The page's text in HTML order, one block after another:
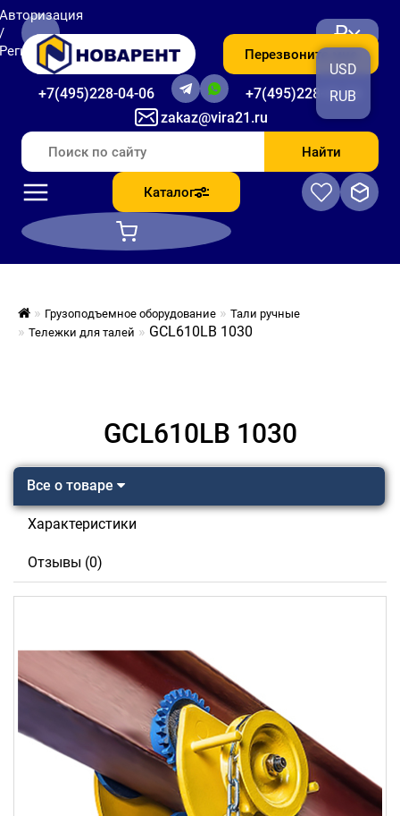
zakaz@vira21.ru
+7(495)228-04-06 +7(495)228-06-56
Перезвоните мне
₽
USD
RUB
Найти
Каталог
Грузоподъемное оборудование
Тали ручные
Тележки для талей
GCL610LB 1030
GCL610LB 1030
Все о товаре
Характеристики
Отзывы (0)